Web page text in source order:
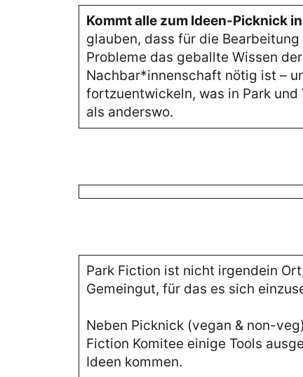
Kommt alle zum Ideen-Picknick
glauben, dass für die
Probleme das geballte Wissen
Nachbar*innenschaft nötig ist –
fortzuentwickeln, was in Park
als anderswo.
Park Fiction ist nicht irgendein
Gemeingut, für das es sich
Neben Picknick (vegan & non-
Fiction Komitee einige Tools
Ideen kommen.